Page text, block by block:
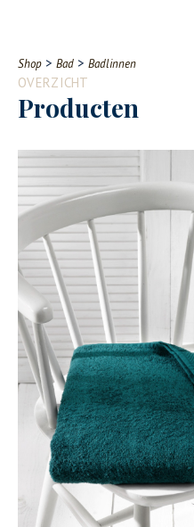
Contact
Shop > Bad > Badlinnen
OVERZICHT
Producten